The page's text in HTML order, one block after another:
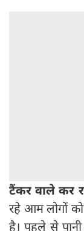
टैंकर वाले कर
रहे आम लोगों को
है। पहले से